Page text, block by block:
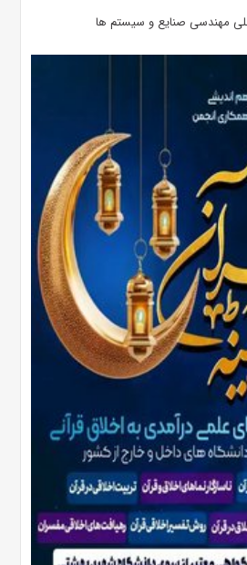
مهندسی صنایع و سیستم­ ها